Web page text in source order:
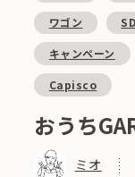
ワゴン
キャンペーン
Capisco
おうち
ミオ